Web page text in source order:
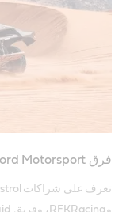
فرق Ford Motorsport